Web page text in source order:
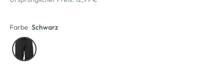
Farbe Schwarz